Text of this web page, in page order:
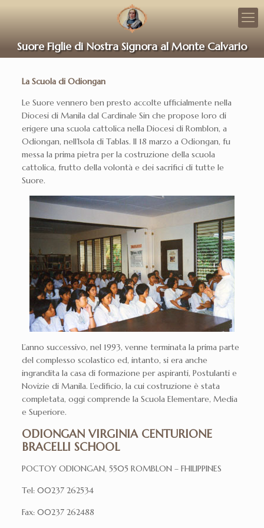
Suore Figlie di Nostra Signora al Monte Calvario
La Scuola di Odiongan
Le Suore vennero ben presto accolte ufficialmente nella
Diocesi di Manila dal Cardinale Sin che propose loro di
erigere una scuola cattolica nella Diocesi di Romblon, a
Odiongan, nell’Isola di Tablas. Il 18 marzo a Odiongan, fu
messa la prima pietra per la costruzione della scuola
cattolica, frutto della volontà e dei sacrifici di tutte le
Suore.
L’anno successivo, nel 1993, venne terminata la prima parte
del complesso scolastico ed, intanto, si era anche
ingrandita la casa di formazione per aspiranti, Postulanti e
Novizie di Manila. L’edificio, la cui costruzione è stata
completata, oggi comprende la Scuola Elementare, Media
e Superiore.
ODIONGAN VIRGINIA CENTURIONE
BRACELLI SCHOOL
POCTOY ODIONGAN, 5505 ROMBLON – FHILIPPINES
Tel: 00237 262534
Fax: 00237 262488